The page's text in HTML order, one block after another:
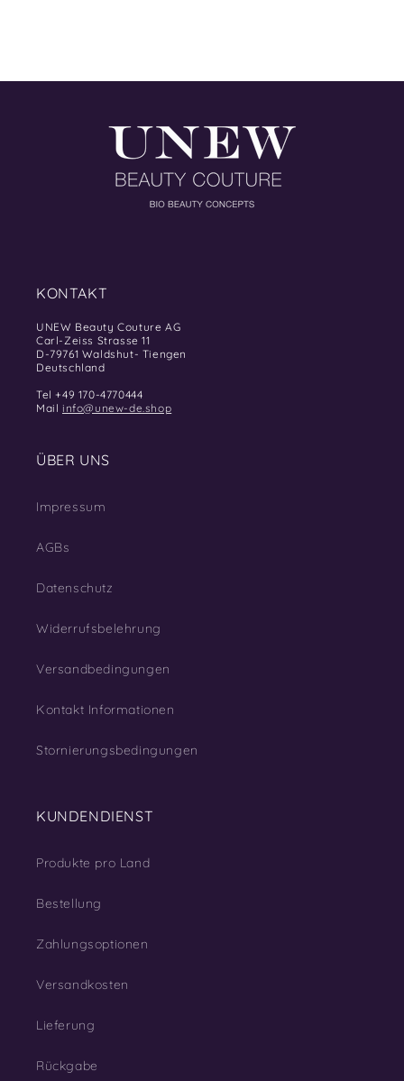
KONTAKT
UNEW Beauty Couture AG
Carl-Zeiss Strasse 11
D-79761 Waldshut- Tiengen
Deutschland
Tel +49 170-4770444
Mailinfo@unew-de.shop
ÜBER UNS
Impressum
AGBs
Datenschutz
Widerrufsbelehrung
Versandbedingungen
Kontakt Informationen
Stornierungsbedingungen
KUNDENDIENST
Produkte pro Land
Bestellung
Zahlungsoptionen
Versandkosten
Lieferung
Rückgabe